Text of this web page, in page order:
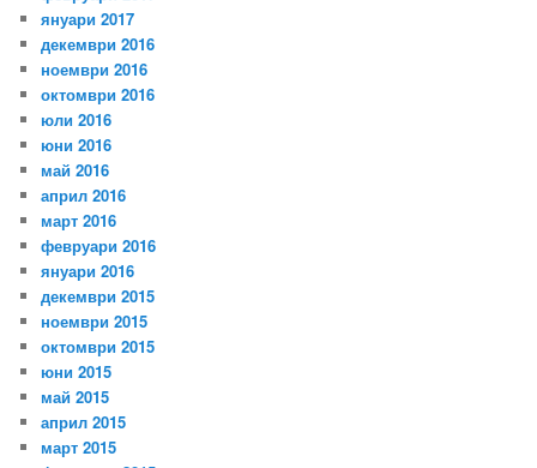
януари 2017
декември 2016
ноември 2016
октомври 2016
юли 2016
юни 2016
май 2016
април 2016
март 2016
февруари 2016
януари 2016
декември 2015
ноември 2015
октомври 2015
юни 2015
май 2015
април 2015
март 2015